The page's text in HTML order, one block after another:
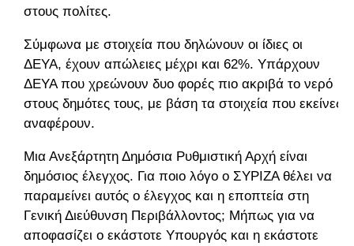
στους πολίτες.
Σύμφωνα με στοιχεία που δηλώνουν οι ίδιες οι
ΔΕΥΑ, έχουν απώλειες μέχρι και 62%. Υπάρχουν
ΔΕΥΑ που χρεώνουν δυο φορές πιο ακριβά το νερό
στους δημότες τους, με βάση τα στοιχεία που εκείνες
αναφέρουν.
Μια Ανεξάρτητη Δημόσια Ρυθμιστική Αρχή είναι
δημόσιος έλεγχος. Για ποιο λόγο ο ΣΥΡΙΖΑ θέλει να
παραμείνει αυτός ο έλεγχος και η εποπτεία στη
Γενική Διεύθυνση Περιβάλλοντος; Μήπως για να
αποφασίζει ο εκάστοτε Υπουργός και η εκάστοτε